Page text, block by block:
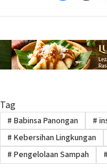
Tag
# Babinsa Panongan #
# Kebersihan Lingkungan
# Pengelolaan Sampah #